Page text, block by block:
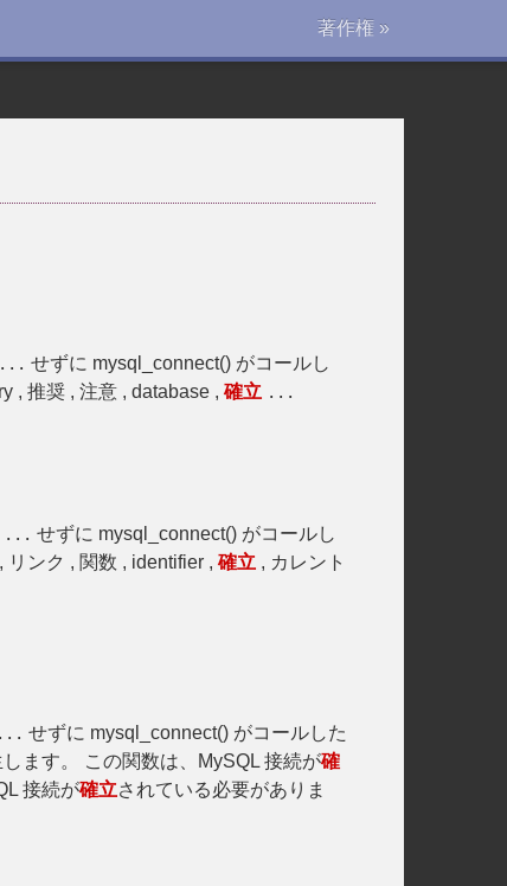
著作権 »
... せずに mysql_connect() がコールし
, 推奨 , 注意 , database , 確立 ...
... せずに mysql_connect() がコールし
リンク , 関数 , identifier , 確立 , カレント
... せずに mysql_connect() がコールした
ます。 この関数は、MySQL 接続が確
接続が確立されている必要がありま